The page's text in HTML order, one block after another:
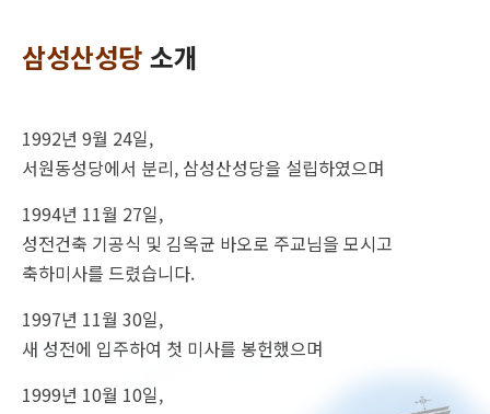
삼성산성당 소개
1992년 9월 24일,
서원동성당에서 분리, 삼성산성당을 설립하였으며
1994년 11월 27일,
성전건축 기공식 및 김옥균 바오로 주교님을 모시고
축하미사를 드렸습니다.
1997년 11월 30일,
새 성전에 입주하여 첫 미사를 봉헌했으며
1999년 10월 10일,